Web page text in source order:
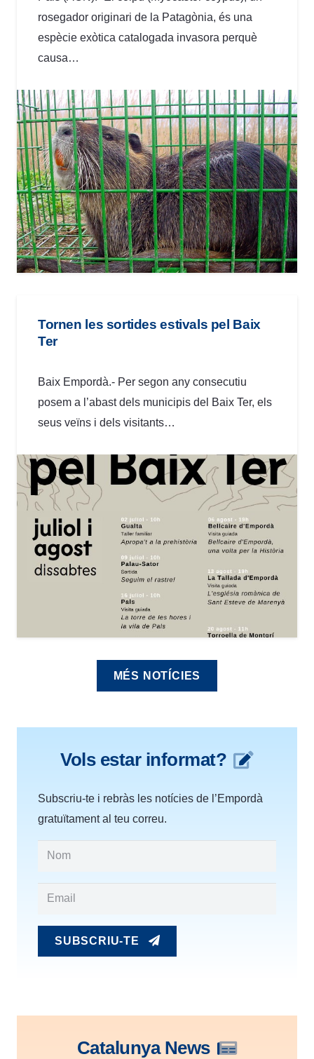
rosegador originari de la Patagònia, és una
espècie exòtica catalogada invasora perquè
causa…
Tornen les sortides estivals pel Baix
Ter
Baix Empordà.- Per segon any consecutiu
posem a l’abast dels municipis del Baix Ter, els
seus veïns i dels visitants…
MÉS NOTÍCIES
Vols estar informat?
Subscriu-te i rebràs les notícies de l’Empordà
gratuïtament al teu correu.
SUBSCRIU-TE
Catalunya News